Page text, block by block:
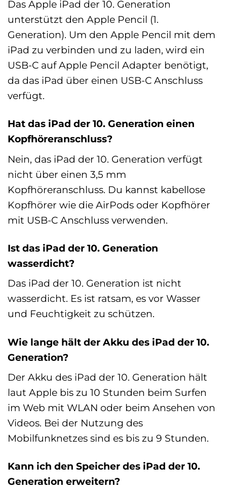
Das Apple iPad der 10. Generation
unterstützt den Apple Pencil (1.
Generation). Um den Apple Pencil mit dem
iPad zu verbinden und zu laden, wird ein
USB-C auf Apple Pencil Adapter benötigt,
da das iPad über einen USB-C Anschluss
verfügt.
Hat das iPad der 10. Generation einen
Kopfhöreranschluss?
Nein, das iPad der 10. Generation verfügt
nicht über einen 3,5 mm
Kopfhöreranschluss. Du kannst kabellose
Kopfhörer wie die AirPods oder Kopfhörer
mit USB-C Anschluss verwenden.
Ist das iPad der 10. Generation
wasserdicht?
Das iPad der 10. Generation ist nicht
wasserdicht. Es ist ratsam, es vor Wasser
und Feuchtigkeit zu schützen.
Wie lange hält der Akku des iPad der 10.
Generation?
Der Akku des iPad der 10. Generation hält
laut Apple bis zu 10 Stunden beim Surfen
im Web mit WLAN oder beim Ansehen von
Videos. Bei der Nutzung des
Mobilfunknetzes sind es bis zu 9 Stunden.
Kann ich den Speicher des iPad der 10.
Generation erweitern?